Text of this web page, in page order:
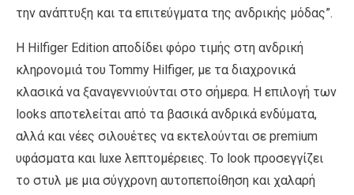
την ανάπτυξη και τα επιτεύγματα της ανδρικής μόδας”.
Η Hilfiger Edition αποδίδει φόρο τιμής στη ανδρική
κληρονομιά του Tommy Hilfiger, με τα διαχρονικά
κλασικά να ξαναγεννιούνται στο σήμερα. Η επιλογή των
looks αποτελείται από τα βασικά ανδρικά ενδύματα,
αλλά και νέες σιλουέτες να εκτελούνται σε premium
υφάσματα και luxe λεπτομέρειες. Το look προσεγγίζει
το στυλ με μια σύγχρονη αυτοπεποίθηση και χαλαρή